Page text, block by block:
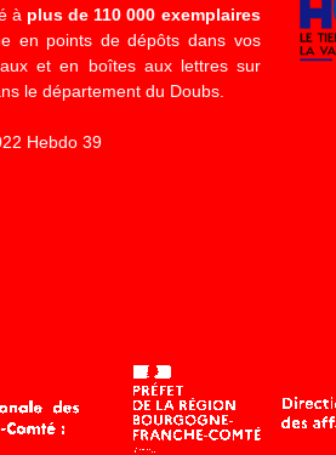
à plus de 110 000 exemplaires
en points de dépôts dans vos
et en boîtes aux lettres sur
le département du Doubs.
Hebdo 39